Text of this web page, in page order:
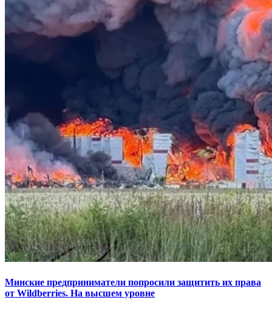
Минские предприниматели попросили защитить их права
от Wildberries. На высшем уровне